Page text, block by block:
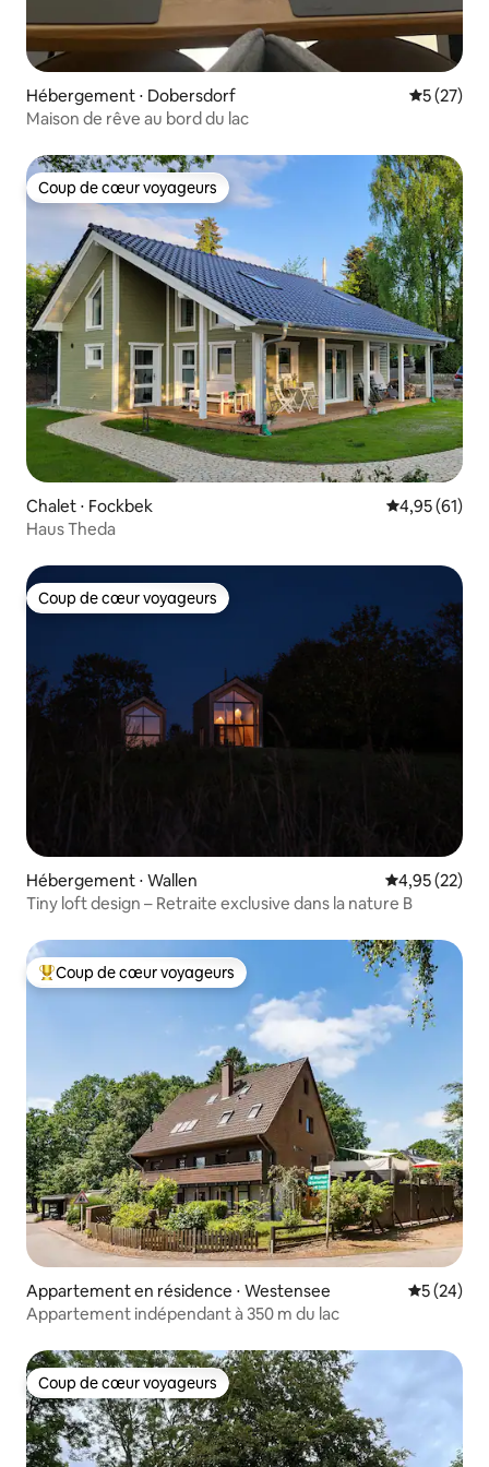
Hébergement ⋅ Dobersdorf
5 (27)
Maison de rêve au bord du lac
Coup de cœur voyageurs
Coup de cœur voyageurs
Chalet ⋅ Fockbek Évaluation
4,95 (61)
Haus Theda
Coup de cœur voyageurs
Coup de cœur voyageurs
Hébergement ⋅ Wallen Évaluation
4,95 (22)
Tiny loft design – Retraite exclusive dans la nature B
Coups de cœur voyageurs les plus appréciés
Coup de cœur voyageurs
Appartement en résidence ⋅ Westensee
5 (24)
Appartement indépendant à 350 m du lac
Coup de cœur voyageurs
Coup de cœur voyageurs